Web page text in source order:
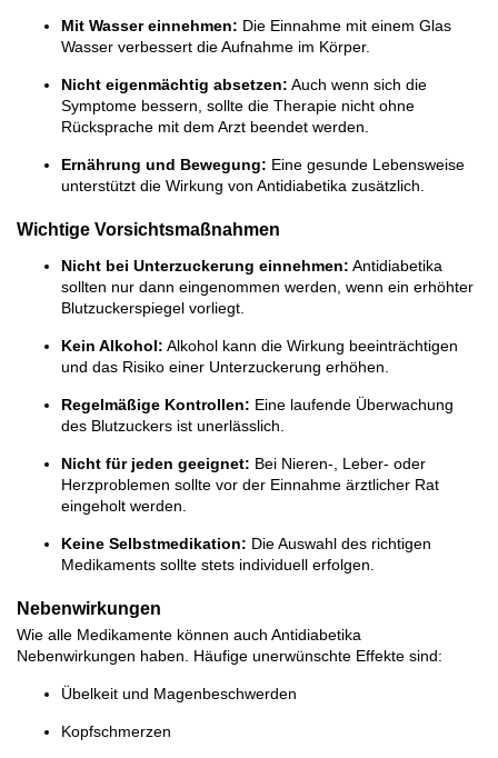
Mit Wasser einnehmen: Die Einnahme mit einem Glas
Wasser verbessert die Aufnahme im Körper.
Nicht eigenmächtig absetzen: Auch wenn sich die
Symptome bessern, sollte die Therapie nicht ohne
Rücksprache mit dem Arzt beendet werden.
Ernährung und Bewegung: Eine gesunde Lebensweise
unterstützt die Wirkung von Antidiabetika zusätzlich.
Wichtige Vorsichtsmaßnahmen
Nicht bei Unterzuckerung einnehmen: Antidiabetika
sollten nur dann eingenommen werden, wenn ein erhöhter
Blutzuckerspiegel vorliegt.
Kein Alkohol: Alkohol kann die Wirkung beeinträchtigen
und das Risiko einer Unterzuckerung erhöhen.
Regelmäßige Kontrollen: Eine laufende Überwachung
des Blutzuckers ist unerlässlich.
Nicht für jeden geeignet: Bei Nieren-, Leber- oder
Herzproblemen sollte vor der Einnahme ärztlicher Rat
eingeholt werden.
Keine Selbstmedikation: Die Auswahl des richtigen
Medikaments sollte stets individuell erfolgen.
Nebenwirkungen
Wie alle Medikamente können auch Antidiabetika
Nebenwirkungen haben. Häufige unerwünschte Effekte sind:
Übelkeit und Magenbeschwerden
Kopfschmerzen